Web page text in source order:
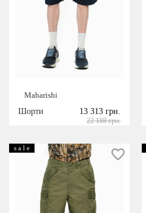
Maharishi
Шорти
13 313 грн.
22 188 грн.
s a l e